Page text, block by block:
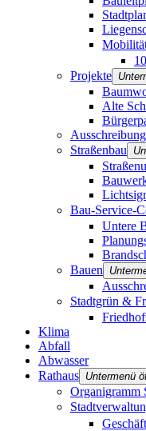
Projekte
Alte
Straßenbau
Bau-Service-
Untere
Bauen
Stadtgrün &
Klima
Abfall
Abwasser
Rathaus Untermenü
Organigramm